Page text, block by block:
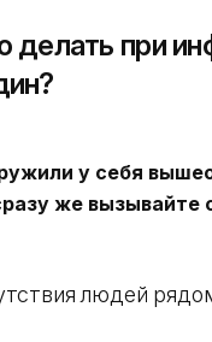
делать при
у себя
же вызывайте
людей